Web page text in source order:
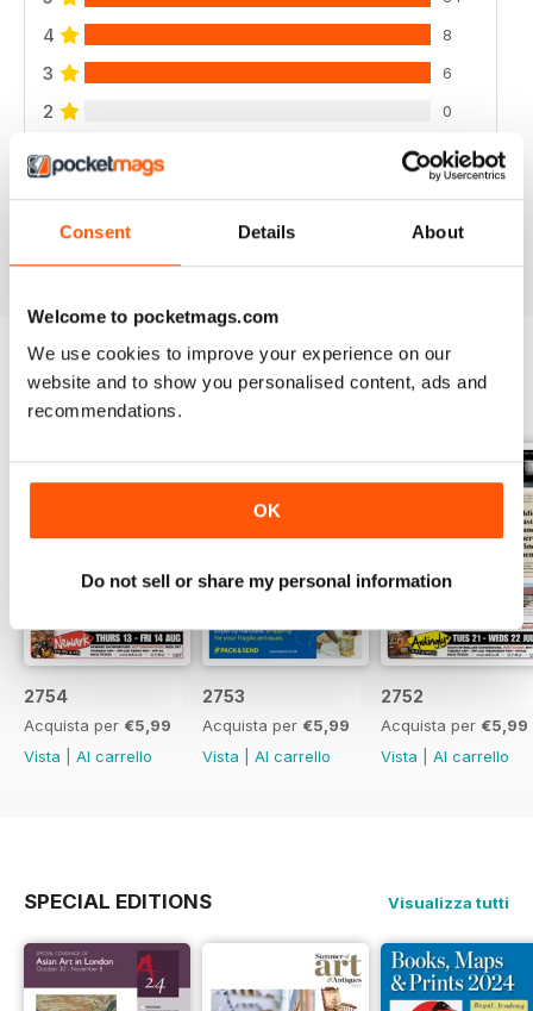
Consent Details About
Welcome to pocketmags.com
We use cookies to improve your experience on our
website and to show you personalised content, ads and
recommendations.
OK
Do not sell or share my personal information
4 8
3 6
2 0
1 1
VISUALIZZA LE RECENSIONI
EDIZIONI INDIETRO
2754
Acquista per €5,99
Vista
Al carrello
2753
Acquista per €5,99
Vista
Al carrello
2752
Acquista per €5,99
Vista
Al carrello
SPECIAL EDITIONS Visualizza tutti